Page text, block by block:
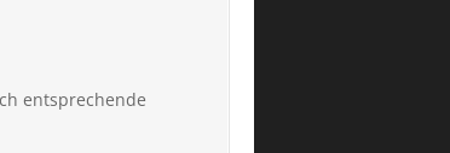
entsprechende